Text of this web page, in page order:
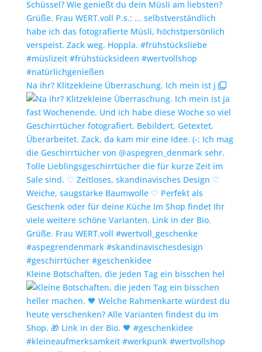
Na ihr? Klitzekleine Überraschung. Ich mein ist j
Kleine Botschaften, die jeden Tag ein bisschen hel